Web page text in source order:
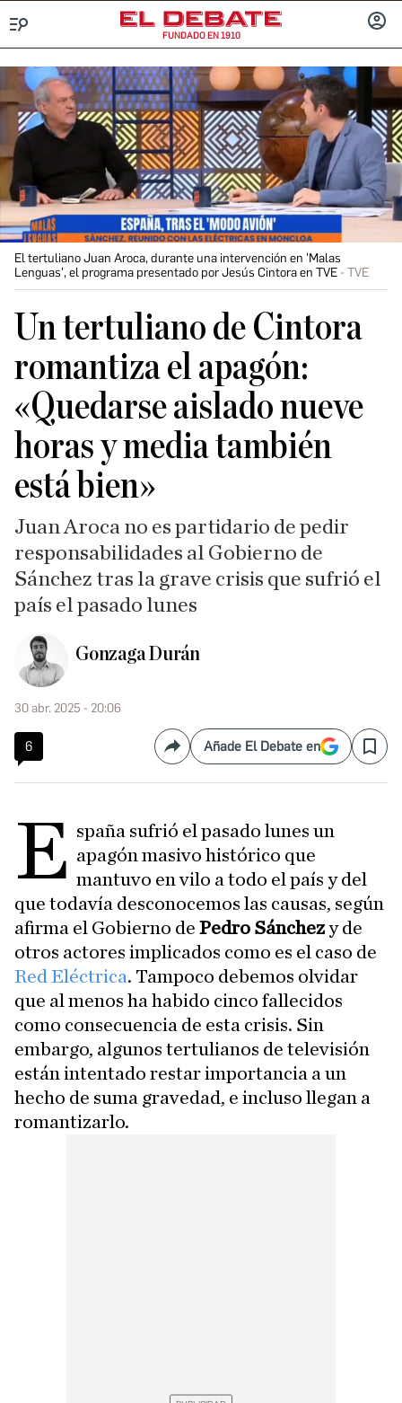
FUNDADO EN 1910
El tertuliano Juan Aroca, durante una intervención en 'Malas
Lenguas', el programa presentado por Jesús Cintora en TVE
TVE
Un tertuliano de Cintora
romantiza el apagón:
«Quedarse aislado nueve
horas y media también
está bien»
Juan Aroca no es partidario de pedir
responsabilidades al Gobierno de
Sánchez tras la grave crisis que sufrió el
país el pasado lunes
Gonzaga Durán
30 abr. 2025 - 20:06
6 CompartirAñade El Debate en Save
E spaña sufrió el pasado lunes un
apagón masivo histórico que
mantuvo en vilo a todo el país y del
que todavía desconocemos las causas, según
afirma el Gobierno de Pedro Sánchezy de
otros actores implicados como es el caso de
Red Eléctrica. Tampoco debemos olvidar
que al menos ha habido cinco fallecidos
como consecuencia de esta crisis. Sin
embargo, algunos tertulianos de televisión
están intentado restar importancia a un
hecho de suma gravedad, e incluso llegan a
romantizarlo.